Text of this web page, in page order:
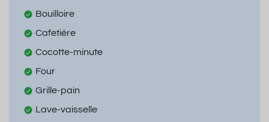
Bouilloire
Cafetière
Cocotte-minute
Four
Grille-pain
Lave-vaisselle